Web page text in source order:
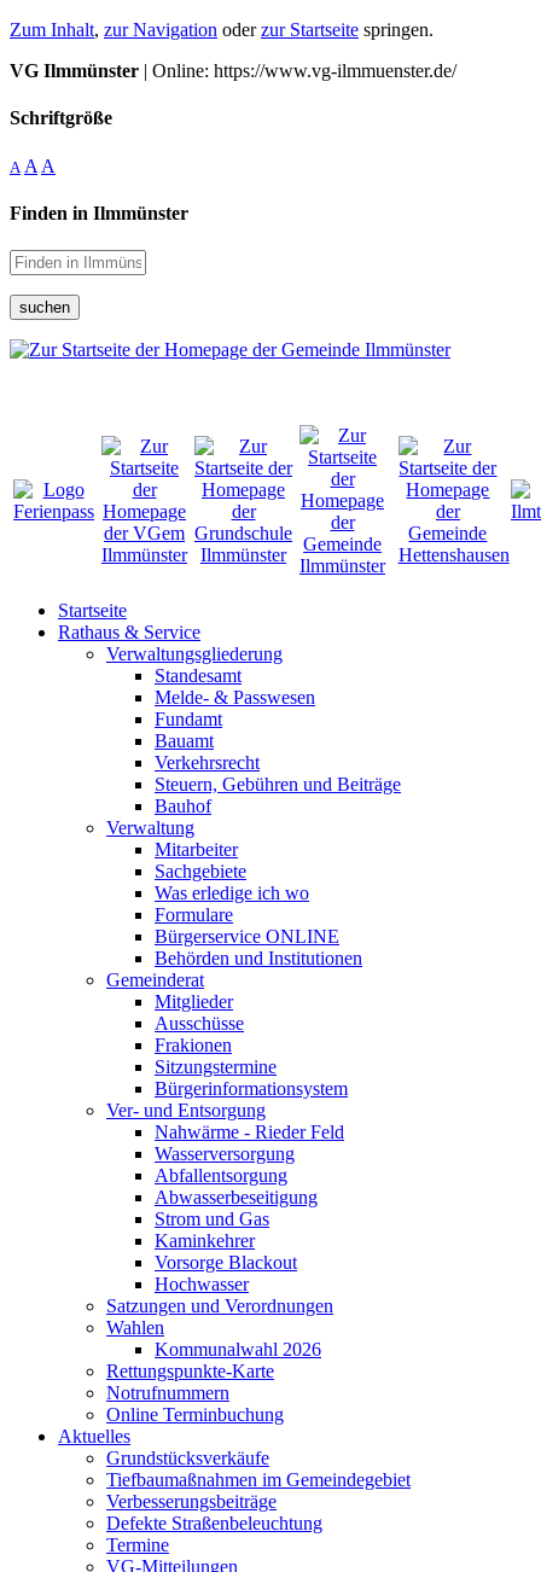
Zum Inhalt, zur Navigation oderzur Startseite springen.
VG Ilmmünster | Online: https://www.vg-ilmmuenster.de/
Schriftgröße
A A A
Finden in Ilmmünster
suchen
Startseite
Rathaus & Service
Verwaltungsgliederung
Standesamt
Melde- & Passwesen
Fundamt
Bauamt
Verkehrsrecht
Steuern, Gebühren und Beiträge
Bauhof
Verwaltung
Mitarbeiter
Sachgebiete
Was erledige ich wo
Formulare
Bürgerservice ONLINE
Behörden und Institutionen
Gemeinderat
Mitglieder
Ausschüsse
Frakionen
Sitzungstermine
Bürgerinformationsystem
Ver- und Entsorgung
Nahwärme - Rieder Feld
Wasserversorgung
Abfallentsorgung
Abwasserbeseitigung
Strom und Gas
Kaminkehrer
Vorsorge Blackout
Hochwasser
Satzungen und Verordnungen
Wahlen
Kommunalwahl 2026
Rettungspunkte-Karte
Notrufnummern
Online Terminbuchung
Aktuelles
Grundstücksverkäufe
Tiefbaumaßnahmen im Gemeindegebiet
Verbesserungsbeiträge
Defekte Straßenbeleuchtung
Termine
VG-Mitteilungen